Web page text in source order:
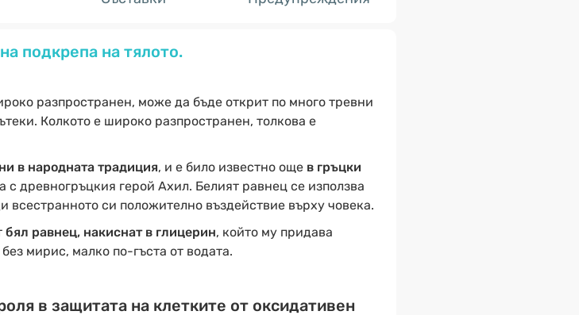
подкрепа на тялото.
разпространен, може да бъде открит по много тревни
Колкото е широко разпространен, толкова е
в народната традиция, и е било известно още в гръцки
с древногръцкия герой Ахил. Белият равнец се използва
си положително въздействие върху човека.
бял равнец, накиснат в глицерин, който му придава
мирис, малко по-гъста от водата.
в защитата на клетките от оксидативен